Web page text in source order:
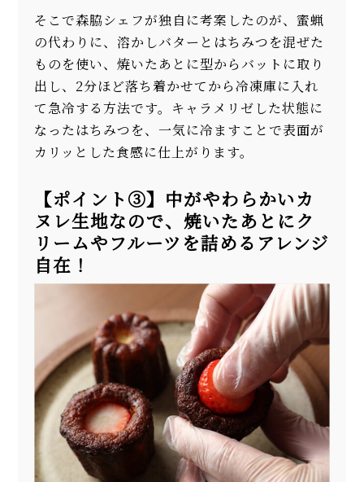
そこで森脇シェフが独自に考案したのが、蜜蝋
の代わりに、溶かしバターとはちみつを混ぜた
ものを使い、焼いたあとに型からバットに取り
出し、2分ほど落ち着かせてから冷凍庫に入れ
て急冷する方法です。キャラメリゼした状態に
なったはちみつを、一気に冷ますことで表面が
カリッとした食感に仕上がります。
【ポイント③】中がやわらかいカ
ヌレ生地なので、焼いたあとにク
リームやフルーツを詰めるアレンジ
自在！